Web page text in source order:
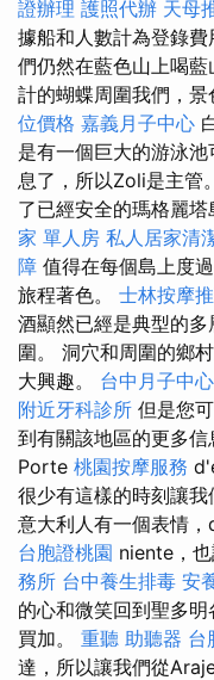
證辦理 護照代辦 天母
據船和人數計為登錄
們仍然在藍色山上喝
計的蝴蝶周圍我們，景
位價格 嘉義月子中心
是有一個巨大的游泳池
息了，所以Zoli是主管
了已經安全的瑪格麗塔
家 單人房 私人居家清
障 值得在每個島上度
旅程著色。 士林按摩
酒顯然已經是典型的
圍。 洞穴和周圍的鄉
大興趣。 台中月子中心
附近牙科診所 但是您
到有關該地區的更多信
Porte 桃園按摩服務
很少有這樣的時刻讓我
意大利人有一個表情
台胞證桃園 niente，也
務所 台中養生排毒 安
的心和微笑回到聖多
買加。 重聽 助聽器 台
達，所以讓我們從